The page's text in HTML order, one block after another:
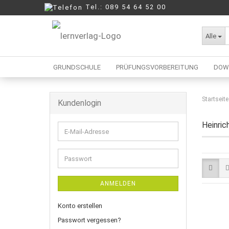
Tel.: 089 54 64 52 00
Alle
GRUNDSCHULE PRÜFUNGSVORBEREITUNG
Mittelschule
Startseite
Kundenlogin
E-
Mail-
Adresse
Passwort
ANMELDEN
Konto erstellen
Passwort vergessen?